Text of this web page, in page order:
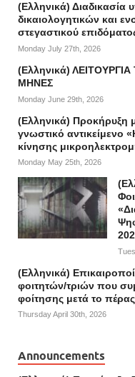
(Ελληνικά)
δικαιολογητικών και
στεγαστικού
Monday July 27th, 2026
(Ελληνικά)
ΜΗΝΕΣ
Monday June 29th, 2026
(Ελληνικά) Προκήρυξη
γνωστικό αντικείμενο
κίνησης
Monday May 25th, 2026
(Ελληνικά)
φοιτητών/τριών που
φοίτησης μετά το
Thursday April 30th, 2026
Announcements